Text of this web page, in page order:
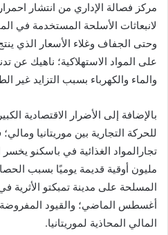
مركز فصالة الإداري من انتشار
لانبعاثات الأسلحة المستخدمة في
وحتى الجفاف وغلاء الأسعار الذي
على المواد الاستهلاكية؛ ناهيك عن
والماء والكهرباء بسبب التزايد غير
بالإضافة إلى الأضرار الاقتصادية
للحركة التجارية بين موريتانيا
مليون أوقية قديمة يوميًا بسبب
المسلحة على مدينة تمبكتو الأثرية
أغسطس الماضي؛ والقيود
المالي المحاذية لموريتانيا.